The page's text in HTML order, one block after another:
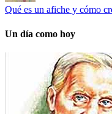
Qué es un afiche y cómo
Un día como hoy